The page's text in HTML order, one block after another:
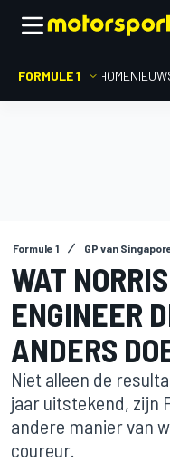
FORMULE 1 HOME
Formule 1 GP van
WAT
ENGINEER
ANDERS
Niet alleen de
jaar uitstekend, zijn
andere manier van
coureur.